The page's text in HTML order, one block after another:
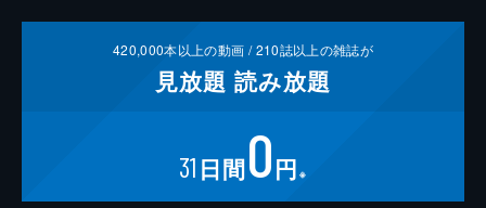
420,000本以上の動画 /210誌以上の雑誌が
見放題 読み放題
31 日間0円 ※